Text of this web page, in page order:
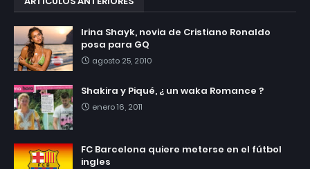
Irina Shayk, novia de Cristiano Ronaldo
posa para GQ
agosto 25, 2010
Shakira y Piqué, ¿ un waka Romance ?
enero 16, 2011
FC Barcelona quiere meterse en el fútbol
ingles